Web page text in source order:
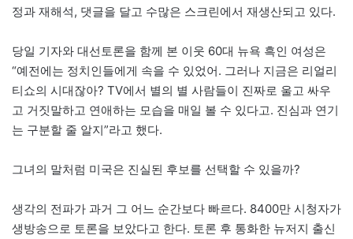
정과 재해석, 댓글을 달고 수많은 스크린에서 재생산되고 있다.
당일 기자와 대선토론을 함께 본 이웃 60대 뉴욕 흑인 여성은
“예전에는 정치인들에게 속을 수 있었어. 그러나 지금은 리얼리
티쇼의 시대잖아? TV에서 별의 별 사람들이 진짜로 울고 싸우
고 거짓말하고 연애하는 모습을 매일 볼 수 있다고. 진심과 연기
는 구분할 줄 알지”라고 했다.
그녀의 말처럼 미국은 진실된 후보를 선택할 수 있을까?
생각의 전파가 과거 그 어느 순간보다 빠르다. 8400만 시청자가
생방송으로 토론을 보았다고 한다. 토론 후 통화한 뉴저지 출신